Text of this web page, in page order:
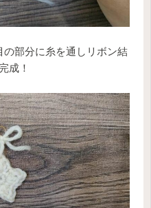
部分に糸を通しリボン結
成！